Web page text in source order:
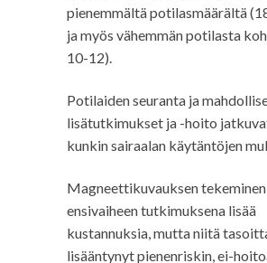
pienemmältä potilasmäärältä
ja myös vähemmän potilasta
10-12).
Potilaiden seuranta ja
lisätutkimukset ja -hoito
kunkin sairaalan käytäntöjen
Magneettikuvauksen tekeminen
ensivaiheen tutkimuksena lisää
kustannuksia, mutta niitä
lisääntynyt pienenriskin, ei-